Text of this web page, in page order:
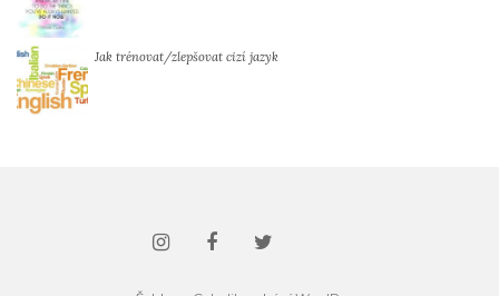
Jak trénovat/zlepšovat cizí jazyk